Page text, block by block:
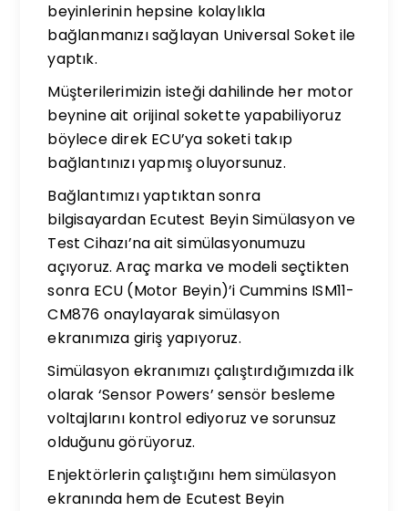
beyinlerinin hepsine kolaylıkla
bağlanmanızı sağlayan Universal Soket ile
yaptık.
Müşterilerimizin isteği dahilinde her motor
beynine ait orijinal sokette yapabiliyoruz
böylece direk ECU’ya soketi takıp
bağlantınızı yapmış oluyorsunuz.
Bağlantımızı yaptıktan sonra
bilgisayardan Ecutest Beyin Simülasyon ve
Test Cihazı’na ait simülasyonumuzu
açıyoruz. Araç marka ve modeli seçtikten
sonra ECU (Motor Beyin)’i Cummins ISM11-
CM876 onaylayarak simülasyon
ekranımıza giriş yapıyoruz.
Simülasyon ekranımızı çalıştırdığımızda ilk
olarak ‘Sensor Powers’ sensör besleme
voltajlarını kontrol ediyoruz ve sorunsuz
olduğunu görüyoruz.
Enjektörlerin çalıştığını hem simülasyon
ekranında hem de Ecutest Beyin